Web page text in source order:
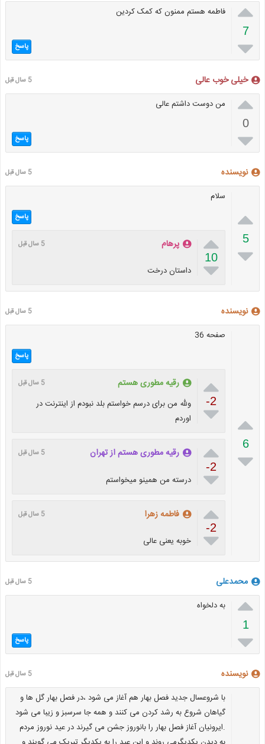

7

فاطمه هستم ممنون که کمک کردین
پاسخ
خیلی خوب عالی 5 سال قبل

0

من دوست داشتم عالی
پاسخ
نویسنده 5 سال قبل

5

سلام
پاسخ

10

پرهام 5 سال قبل
داستان درخت
نویسنده 5 سال قبل

6

صفحه 36
پاسخ

-2

رقیه مطوری هستم 5 سال قبل
ولله من برای درسم خواستم بلد نبودم از اینترنت در
اوردم

-2

رقیه مطوری هستم از تهران 5 سال قبل
درسته من همینو میخواستم

-2

فاطمه زهرا 5 سال قبل
خوبه یعنی عالی
محمدعلی 5 سال قبل

1

به دلخواه
پاسخ
نویسنده 5 سال قبل
با شروعسال جدید فصل بهار هم آغاز می شود ،در فصل بهار گل ها و
گیاهان شروع به رشد کردن می کنند و همه جا سرسبز و زیبا می شود
.ایرونیان آغاز فصل بهار را بانوروز جشن می گیرند در عید نوروز مردم